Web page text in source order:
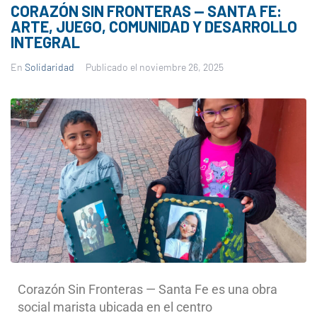
CORAZÓN SIN FRONTERAS — SANTA FE:
ARTE, JUEGO, COMUNIDAD Y DESARROLLO
INTEGRAL
En Solidaridad Publicado el noviembre 26, 2025
Corazón Sin Fronteras — Santa Fe es una obra
social marista ubicada en el centro